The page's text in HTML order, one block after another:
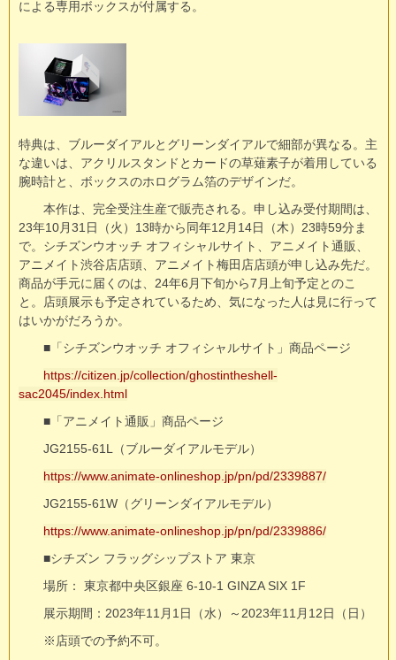
による専用ボックスが付属する。
特典は、ブルーダイアルとグリーンダイアルで細部が異なる。主
な違いは、アクリルスタンドとカードの草薙素子が着用している
腕時計と、ボックスのホログラム箔のデザインだ。
本作は、完全受注生産で販売される。申し込み受付期間は、
23年10月31日（火）13時から同年12月14日（木）23時59分ま
で。シチズンウオッチ オフィシャルサイト、アニメイト通販、
アニメイト渋谷店店頭、アニメイト梅田店店頭が申し込み先だ。
商品が手元に届くのは、24年6月下旬から7月上旬予定とのこ
と。店頭展示も予定されているため、気になった人は見に行って
はいかがだろうか。
■「シチズンウオッチ オフィシャルサイト」商品ページ
https://citizen.jp/collection/ghostintheshell-
sac2045/index.html
■「アニメイト通販」商品ページ
JG2155-61L（ブルーダイアルモデル）
https://www.animate-onlineshop.jp/pn/pd/2339887/
JG2155-61W（グリーンダイアルモデル）
https://www.animate-onlineshop.jp/pn/pd/2339886/
■シチズン フラッグシップストア 東京
場所： 東京都中央区銀座 6-10-1 GINZA SIX 1F
展示期間：2023年11月1日（水）～2023年11月12日（日）
※店頭での予約不可。